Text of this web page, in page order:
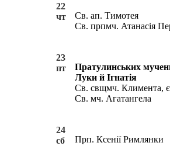
22
чт
Св. ап. Тимотея
Св. прпмч. Атанасія
23
пт
Пратулинських
Луки й Ігнатія
Св. свщмч. Климента,
Св. мч. Агатангела
24
сб
Прп. Ксенії Римлянки